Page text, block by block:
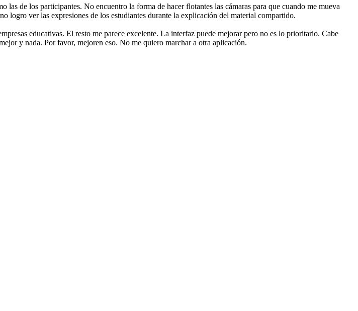
de los participantes. No encuentro la forma de hacer flotantes las cámaras para que cuando me mueva
logro ver las expresiones de los estudiantes durante la explicación del material compartido.
educativas. El resto me parece excelente. La interfaz puede mejorar pero no es lo prioritario. Cabe
y nada. Por favor, mejoren eso. No me quiero marchar a otra aplicación.